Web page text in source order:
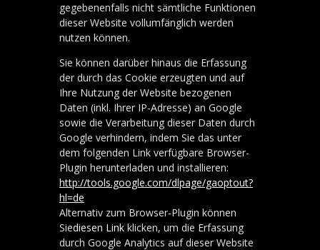
gegebenenfalls nicht sämtliche Funktionen
dieser Website vollumfänglich werden
nutzen können.
Sie können darüber hinaus die Erfassung
der durch das Cookie erzeugten und auf
Ihre Nutzung der Website bezogenen
Daten (inkl. Ihrer IP-Adresse) an Google
sowie die Verarbeitung dieser Daten durch
Google verhindern, indem Sie das unter
dem folgenden Link verfügbare Browser-
Plugin herunterladen und installieren:
http://tools.google.com/dlpage/gaoptout?
hl=de
Alternativ zum Browser-Plugin können
Siediesen Link klicken, um die Erfassung
durch Google Analytics auf dieser Website